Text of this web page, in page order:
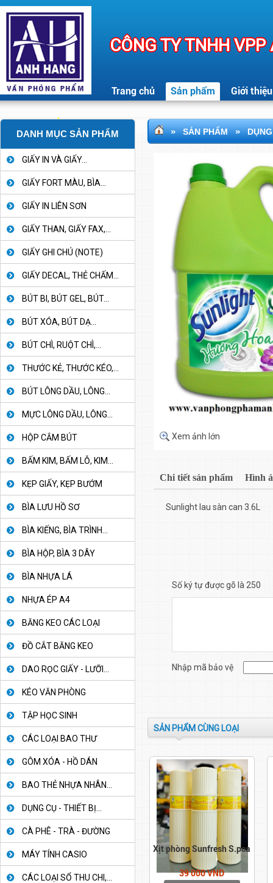
CÔNG TY TNHH
Trang chủ Sản phẩm Giới thiệu
DANH MỤC SẢN PHẨM
GIẤY IN VÀ GIẤY...
GIẤY FORT MÀU, BÌA...
GIẤY IN LIÊN SƠN
GIẤY THAN, GIẤY FAX,...
GIẤY GHI CHÚ (NOTE)
GIẤY DECAL, THẺ CHẤM...
BÚT BI, BÚT GEL, BÚT...
BÚT XÓA, BÚT DẠ...
BÚT CHÌ, RUỘT CHÌ,...
THƯỚC KẺ, THƯỚC KÉO,...
BÚT LÔNG DẦU, LÔNG...
MỰC LÔNG DẦU, LÔNG...
HỘP CẮM BÚT
BẤM KIM, BẤM LỖ, KIM...
KẸP GIẤY, KẸP BƯỚM
BÌA LƯU HỒ SƠ
BÌA KIẾNG, BÌA TRÌNH...
BÌA HỘP, BÌA 3 DÂY
BÌA NHỰA LÁ
NHỰA ÉP A4
BĂNG KEO CÁC LOẠI
ĐỒ CẮT BĂNG KEO
DAO RỌC GIẤY - LƯỠI...
KÉO VĂN PHÒNG
TẬP HỌC SINH
CÁC LOẠI BAO THƯ
GÔM XÓA - HỒ DÁN
BAO THẺ NHỰA NHÂN...
DỤNG CỤ - THIẾT BỊ...
CÀ PHÊ - TRÀ - ĐƯỜNG
MÁY TÍNH CASIO
CÁC LOẠI SỔ THU CHI,...
» SẢN PHẨM »
Xem ảnh lớn
Chi tiết sản phẩm Hình
Sunlight lau sàn can 3.6L
Số ký tự được gõ là 250
Nhập mã bảo vệ
SẢN PHẨM CÙNG LOẠI
Xịt phòng Sunfresh S.pca
39 000 VND